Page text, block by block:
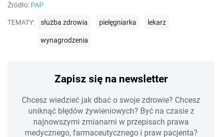
Źródło: PAP
TEMATY: służba zdrowia pielęgniarka lekarz
wynagrodzenia
Zapisz się na newsletter
Chcesz wiedzieć jak dbać o swoje zdrowie? Chcesz
uniknąć błędów żywieniowych? Być na czasie z
najnowszymi zmianami w przepisach prawa
medycznego, farmaceutycznego i praw pacjenta?